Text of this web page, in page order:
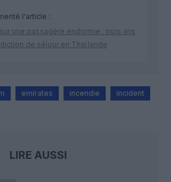
l'article :
une passagère endormie : trois ans
de séjour en Thaïlande
emirates incendie incident
LIRE AUSSI